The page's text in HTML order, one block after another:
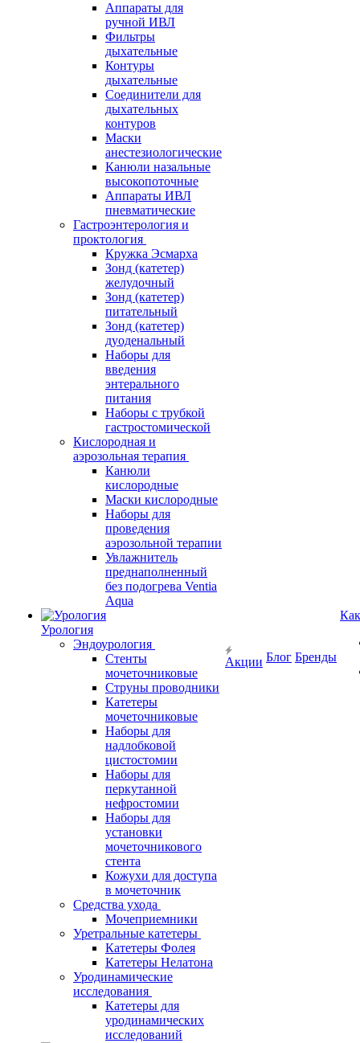
Аппараты для
ручной ИВЛ
Фильтры
дыхательные
Контуры
дыхательные
Соединители для
дыхательных
контуров
Маски
анестезиологические
Канюли назальные
высокопоточные
Аппараты ИВЛ
пневматические
Гастроэнтерология и
проктология
Кружка Эсмарха
Зонд (катетер)
желудочный
Зонд (катетер)
питательный
Зонд (катетер)
дуоденальный
Наборы для
введения
энтерального
питания
Наборы с трубкой
гастростомической
Кислородная и
аэрозольная терапия
Канюли
кислородные
Маски кислородные
Наборы для
проведения
аэрозольной терапии
Увлажнитель
преднаполненный
без подогрева Ventia
Aqua
Урология
Эндоурология
Стенты
мочеточниковые
Струны проводники
Катетеры
мочеточниковые
Наборы для
надлобковой
цистостомии
Наборы для
перкутанной
нефростомии
Наборы для
установки
мочеточникового
стента
Кожухи для доступа
в мочеточник
Средства ухода
Мочеприемники
Уретральные катетеры
Катетеры Фолея
Катетеры Нелатона
Уродинамические
исследования
Катетеры для
уродинамических
исследований
Акции Блог Бренды